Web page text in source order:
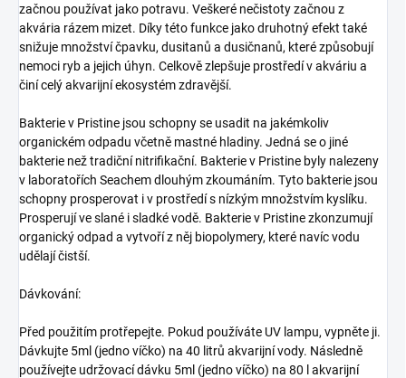
začnou používat jako potravu. Veškeré nečistoty začnou z
akvária rázem mizet. Díky této funkce jako druhotný efekt také
snižuje množství čpavku, dusitanů a dusičnanů, které způsobují
nemoci ryb a jejich úhyn. Celkově zlepšuje prostředí v akváriu a
činí celý akvarijní ekosystém zdravější.
Bakterie v Pristine jsou schopny se usadit na jakémkoliv
organickém odpadu včetně mastné hladiny. Jedná se o jiné
bakterie než tradiční nitrifikační. Bakterie v Pristine byly nalezeny
v laboratořích Seachem dlouhým zkoumáním. Tyto bakterie jsou
schopny prosperovat i v prostředí s nízkým množstvím kyslíku.
Prosperují ve slané i sladké vodě. Bakterie v Pristine zkonzumují
organický odpad a vytvoří z něj biopolymery, které navíc vodu
udělají čistší.
Dávkování:
Před použitím protřepejte. Pokud používáte UV lampu, vypněte ji.
Dávkujte 5ml (jedno víčko) na 40 litrů akvarijní vody. Následně
používejte udržovací dávku 5ml (jedno víčko) na 80 l akvarijní